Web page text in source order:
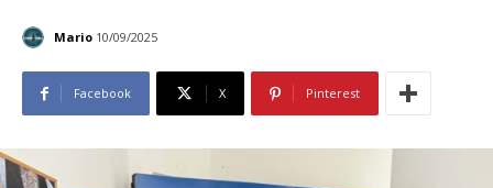
Mario 10/09/2025
Facebook X Pinterest